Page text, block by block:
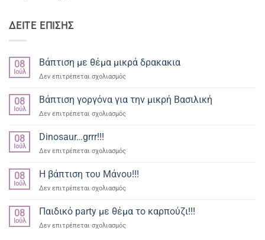
ΔΕΙΤΕ ΕΠΙΣΗΣ
08
Ιούλ
Βάπτιση με θέμα μικρά δρακακια
Δεν επιτρέπεται σχολιασμόςστο
με
θέμα
μικρά
08
Ιούλ
Βάπτιση γοργόνα για την μικρή Βασιλική
Δεν επιτρέπεται σχολιασμόςστο
την
Βασιλική
08
Ιούλ
Dinosaur…grrr!!!
Δεν επιτρέπεται σχολιασμόςστο
grrr!!!
08
Ιούλ
Η βάπτιση του Μάνου!!!
Δεν επιτρέπεται σχολιασμόςστο
βάπτιση
Μάνου!!!
08
Ιούλ
Παιδικό party με θέμα το καρπούζι!!!
Δεν επιτρέπεται σχολιασμόςστο